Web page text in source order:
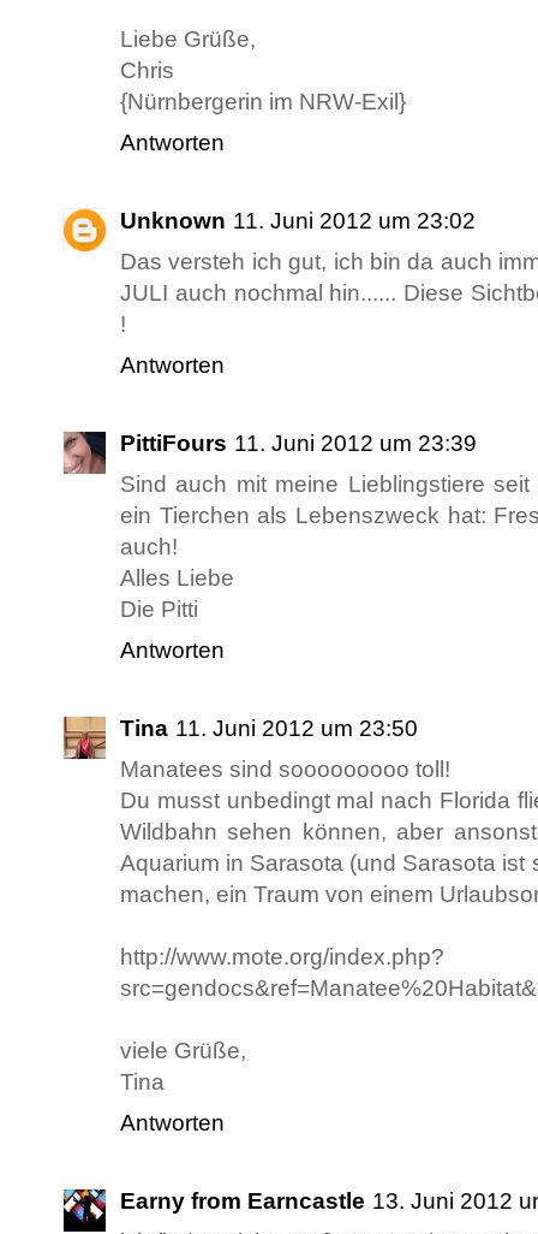
Liebe Grüße,
Chris
{Nürnbergerin im NRW-Exil}
Antworten
Unknown 11. Juni 2012 um 23:02
Das versteh ich gut, ich bin da auch
JULI auch nochmal hin...... Diese
!
Antworten
PittiFours 11. Juni 2012 um 23:39
Sind auch mit meine Lieblingstiere
ein Tierchen als Lebenszweck hat:
auch!
Alles Liebe
Die Pitti
Antworten
Tina 11. Juni 2012 um 23:50
Manatees sind sooooooooo toll!
Du musst unbedingt mal nach Florida
Wildbahn sehen können, aber
Aquarium in Sarasota (und Sarasota
machen, ein Traum von einem
http://www.mote.org/index.php?
viele Grüße,
Tina
Antworten
Earny from Earncastle 13. Juni 2012